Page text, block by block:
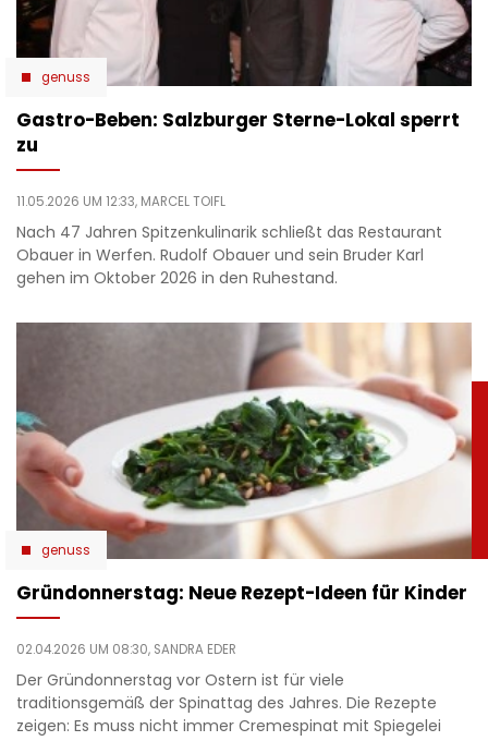
genuss
Gastro-Beben: Salzburger Sterne-Lokal sperrt
zu
11.05.2026 UM 12:33, MARCEL TOIFL
Nach 47 Jahren Spitzenkulinarik schließt das Restaurant
Obauer in Werfen. Rudolf Obauer und sein Bruder Karl
gehen im Oktober 2026 in den Ruhestand.
genuss
Gründonnerstag: Neue Rezept-Ideen für Kinder
02.04.2026 UM 08:30, SANDRA EDER
Der Gründonnerstag vor Ostern ist für viele
traditionsgemäß der Spinattag des Jahres. Die Rezepte
zeigen: Es muss nicht immer Cremespinat mit Spiegelei